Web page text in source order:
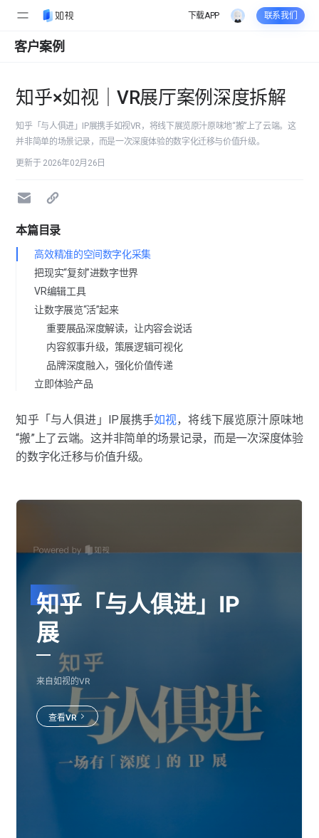
下载APP 联系我们
客户案例
知乎×如视｜VR展厅案例深度拆解
知乎「与人俱进」IP展携手如视VR，将线下展览原汁原味地“搬”上了云端。这
并非简单的场景记录，而是一次深度体验的数字化迁移与价值升级。
更新于 2026年02月26日
本篇目录
高效精准的空间数字化采集
把现实“复刻”进数字世界
VR编辑工具
让数字展览“活”起来
重要展品深度解读，让内容会说话
内容叙事升级，策展逻辑可视化
品牌深度融入，强化价值传递
立即体验产品
知乎「与人俱进」IP展携手如视，将线下展览原汁原味地
“搬”上了云端。这并非简单的场景记录，而是一次深度体验
的数字化迁移与价值升级。